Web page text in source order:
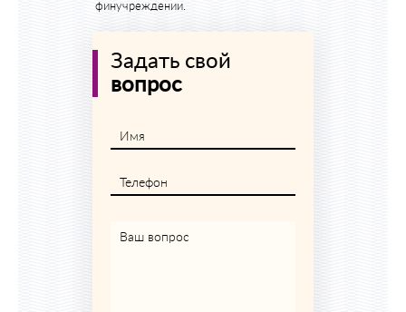
финучреждении.
Задать свой
вопрос
Имя
Телефон
Ваш вопрос